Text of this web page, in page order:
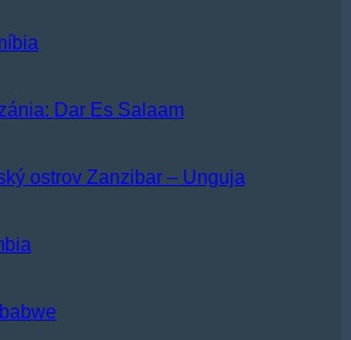
Dar Es Salaam
ostrov Zanzibar – Unguja